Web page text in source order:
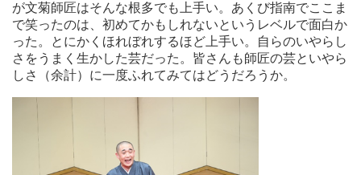
が文菊師匠はそんな根多でも上手い。あくび指南でここま
で笑ったのは、初めてかもしれないというレベルで面白か
った。とにかくほれぼれするほど上手い。自らのいやらし
さをうまく生かした芸だった。皆さんも師匠の芸といやら
しさ（余計）に一度ふれてみてはどうだろうか。